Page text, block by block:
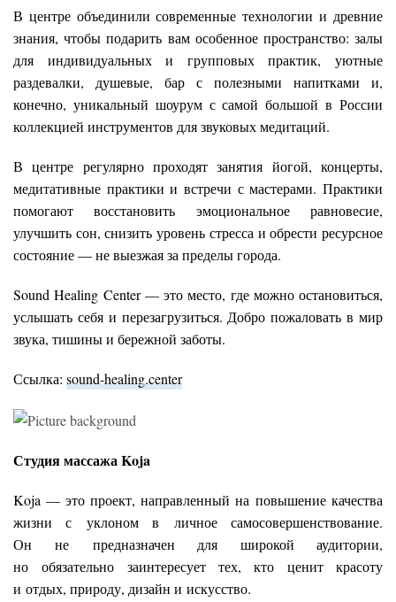
В центре объединили современные технологии и древние
знания, чтобы подарить вам особенное пространство: залы
для индивидуальных и групповых практик, уютные
раздевалки, душевые, бар с полезными напитками и,
конечно, уникальный шоурум с самой большой в России
коллекцией инструментов для звуковых медитаций.
В центре регулярно проходят занятия йогой, концерты,
медитативные практики и встречи с мастерами. Практики
помогают восстановить эмоциональное равновесие,
улучшить сон, снизить уровень стресса и обрести ресурсное
состояние — не выезжая за пределы города.
Sound Healing Center — это место, где можно остановиться,
услышать себя и перезагрузиться. Добро пожаловать в мир
звука, тишины и бережной заботы.
Ссылка: sound-healing.center
Студия массажа Koja
Koja — это проект, направленный на повышение качества
жизни с уклоном в личное самосовершенствование.
Он не предназначен для широкой аудитории,
но обязательно заинтересует тех, кто ценит красоту
и отдых, природу, дизайн и искусство.